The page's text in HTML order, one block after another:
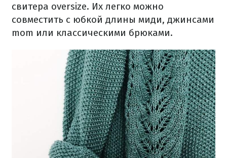
свитера oversize. Их легко можно
совместить с юбкой длины миди, джинсами
mom или классическими брюками.